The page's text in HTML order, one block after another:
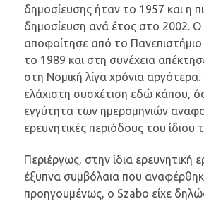
δημοσίευσης ήταν το 1957 και η
δημοσίευση ανά έτος στο 2002. Ο
αποφοίτησε από το
το 1989 και στη συνέχεια
στη Νομική λίγα χρόνια αργότερα.
ελάχιστη συσχέτιση εδώ κάπου,
εγγύτητα των ημερομηνιών
ερευνητικές περιόδους του ίδιου
Περιέργως, στην ίδια ερευνητική
έξυπνα συμβόλαια που
προηγουμένως, ο Szabo είχε